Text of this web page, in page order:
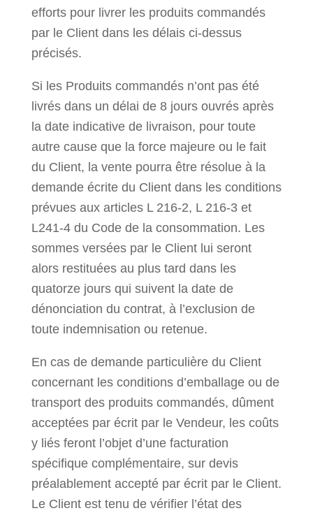
efforts pour livrer les produits commandés
par le Client dans les délais ci-dessus
précisés.
Si les Produits commandés n’ont pas été
livrés dans un délai de 8 jours ouvrés après
la date indicative de livraison, pour toute
autre cause que la force majeure ou le fait
du Client, la vente pourra être résolue à la
demande écrite du Client dans les conditions
prévues aux articles L 216-2, L 216-3 et
L241-4 du Code de la consommation. Les
sommes versées par le Client lui seront
alors restituées au plus tard dans les
quatorze jours qui suivent la date de
dénonciation du contrat, à l’exclusion de
toute indemnisation ou retenue.
En cas de demande particulière du Client
concernant les conditions d’emballage ou de
transport des produits commandés, dûment
acceptées par écrit par le Vendeur, les coûts
y liés feront l’objet d’une facturation
spécifique complémentaire, sur devis
préalablement accepté par écrit par le Client.
Le Client est tenu de vérifier l’état des